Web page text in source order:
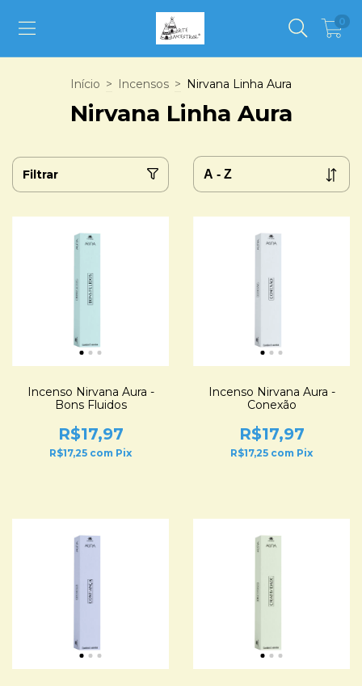
0
Início > Incensos > Nirvana Linha Aura
Nirvana Linha Aura
Filtrar
Incenso Nirvana Aura -
Bons Fluidos
R$17,97
R$17,25 com Pix
Incenso Nirvana Aura -
Conexão
R$17,97
R$17,25 com Pix